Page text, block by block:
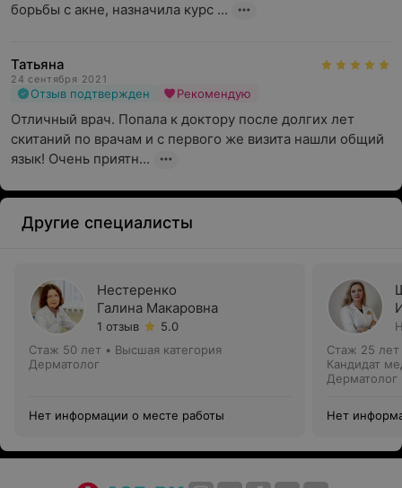
борьбы с акне, назначила курс ...
Татьяна
24 сентября 2021
Отзыв подтвержден Рекомендую
Отличный врач. Попала к доктору после долгих лет
скитаний по врачам и с первого же визита нашли общий
язык! Очень приятн...
Другие специалисты
Нестеренко
Галина Макаровна
1 отзыв
5.0
Стаж 50 лет • Высшая категория
Дерматолог
Нет информации о месте работы
Стаж 25 лет
Кандидат
Дерматолог
Нет